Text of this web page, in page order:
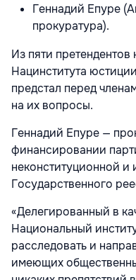
Геннадий Епуре
прокуратура).
Из пяти
Нацинститута
предстал перед
на их вопросы.
Геннадий Епуре —
финансировании
неконституционной и
Государственного
«Делегированный в
Национальный
расследовать и
имеющих